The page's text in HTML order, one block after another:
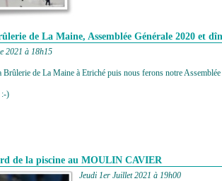
de La Maine, Assemblée Générale 2020 et
2021 à 18h15
de La Maine à Etriché puis nous ferons notre
:-)
de la piscine au MOULIN CAVIER
Jeudi 1er Juillet 2021 à 19h00